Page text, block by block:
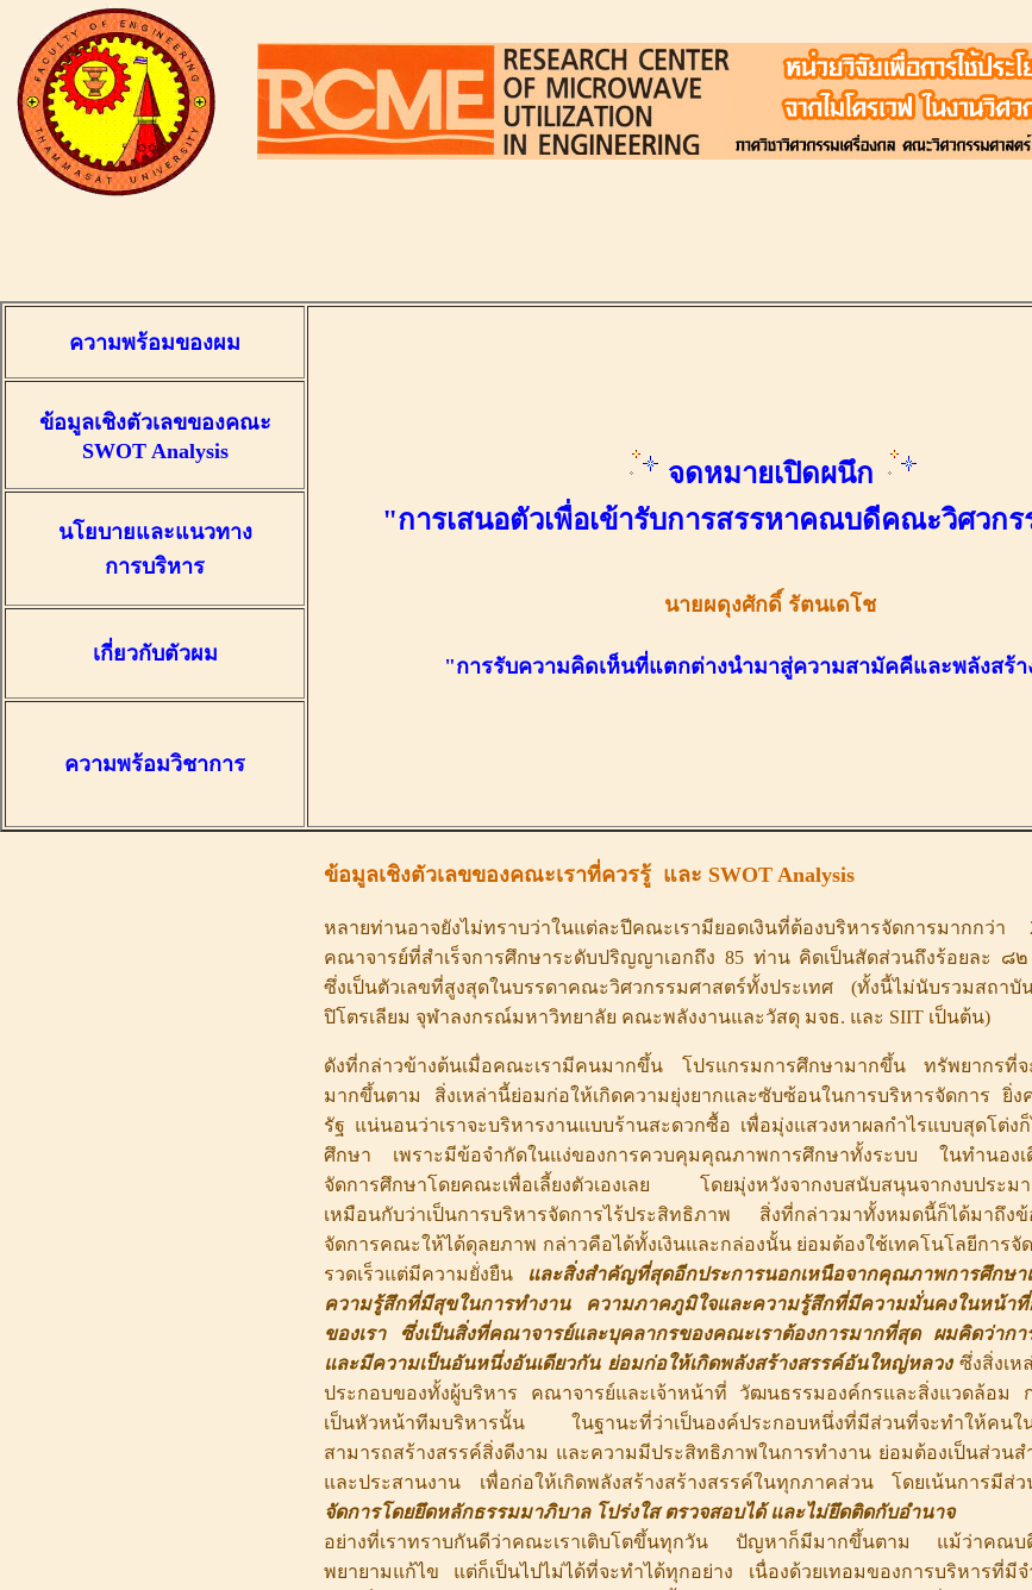
ความพร้อมของผม
จดหมายเปิดผนึก
"การเสนอตัวเพื่อเข้ารับการสรรหาคณบดีคณะวิศวก
นายผดุงศักดิ์ รัตนเดโช
"การรับความคิดเห็นที่แตกต่างนำมาสู่ความสามัคคีและพลังสร้า
ข้อมูลเชิงตัวเลขของคณะ
SWOT Analysis
นโยบายและแนวทาง
การบริหาร
เกี่ยวกับตัวผม
ความพร้อมวิชาการ
ข้อมูลเชิงตัวเลขของคณะเราที่ควรรู้ และ SWOT Analysis
หลายท่านอาจยังไม่ทราบว่าในแต่ละปีคณะเรามียอดเงินที่ต้องบริหารจัดการมากก
คณาจารย์ที่สำเร็จการศึกษาระดับปริญญาเอกถึง 85 ท่าน คิดเป็นสัดส่วนถึงร้อยละ ๘
ซึ่งเป็นตัวเลขที่สูงสุดในบรรดาคณะวิศวกรรมศาสตร์ทั้งประเทศ (ทั้งนี้ไม่นับรวมสถา
ปิโตรเลียม จุฬาลงกรณ์มหาวิทยาลัย คณะพลังงานและวัสดุ มจธ. และ SIIT เป็นต้น)
ดังที่กล่าวข้างต้นเมื่อคณะเรามีคนมากขึ้น โปรแกรมการศึกษามากขึ้น ทรัพยากรที่จ
มากขึ้นตาม สิ่งเหล่านี้ย่อมก่อให้เกิดความยุ่งยากและซับซ้อนในการบริหารจัดการ ยิ่ง
รัฐ แน่นอนว่าเราจะบริหารงานแบบร้านสะดวกซื้อ เพื่อมุ่งแสวงหาผลกำไรแบบสุดโต่ง
ศึกษา เพราะมีข้อจำกัดในแง่ของการควบคุมคุณภาพการศึกษาทั้งระบบ ในทำนองเ
จัดการศึกษาโดยคณะเพื่อเลี้ยงตัวเองเลย โดยมุ่งหวังจากงบสนับสนุนจากงบประมา
เหมือนกับว่าเป็นการบริหารจัดการไร้ประสิทธิภาพ สิ่งที่กล่าวมาทั้งหมดนี้ก็ได้มาถึง
จัดการคณะให้ได้ดุลยภาพ กล่าวคือได้ทั้งเงินและกล่องนั้น ย่อมต้องใช้เทคโนโลยีการ
รวดเร็วแต่มีความยั่งยืน
และสิ่งสำคัญที่สุดอีกประการนอกเหนือจากคุณภาพการศึกษ
ความรู้สึกที่มีสุขในการทำงาน ความภาคภูมิใจและความรู้สึกที่มีความมั่นคงในหน้า
ของเรา ซึ่งเป็นสิ่งที่คณาจารย์และบุคลากรของคณะเราต้องการมากที่สุด ผมคิดว่ากา
และมีความเป็นอันหนึ่งอันเดียวกัน ย่อมก่อให้เกิดพลังสร้างสรรค์อันใหญ่หลวงซึ่งสิ่งเห
ประกอบของทั้งผู้บริหาร คณาจารย์และเจ้าหน้าที่ วัฒนธรรมองค์กรและสิ่งแวดล้อม
เป็นหัวหน้าทีมบริหารนั้น ในฐานะที่ว่าเป็นองค์ประกอบหนึ่งที่มีส่วนที่จะทำให้คนใ
สามารถสร้างสรรค์สิ่งดีงาม และความมีประสิทธิภาพในการทำงาน ย่อมต้องเป็นส่ว
และประสานงาน เพื่อก่อให้เกิดพลังสร้างสร้างสรรค์ในทุกภาคส่วน โดยเน้นการมีส่
จัดการโดยยึดหลักธรรมมาภิบาล โปร่งใส ตรวจสอบได้ และไม่ยึดติดกับอำนาจ
อย่างที่เราทราบกันดีว่าคณะเราเติบโตขึ้นทุกวัน ปัญหาก็มีมากขึ้นตาม แม้ว่าคณบ
พยายามแก้ไข แต่ก็เป็นไปไม่ได้ที่จะทำได้ทุกอย่าง เนื่องด้วยเทอมของการบริหารที่